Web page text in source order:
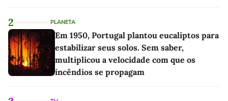
2 PLANETA
Em 1950, Portugal plantou eucaliptos para
estabilizar seus solos. Sem saber,
multiplicou a velocidade com que os
incêndios se propagam